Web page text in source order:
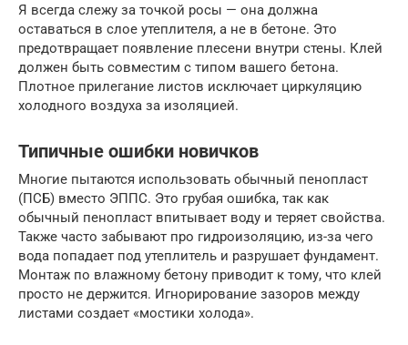
Я всегда слежу за точкой росы — она должна
оставаться в слое утеплителя, а не в бетоне. Это
предотвращает появление плесени внутри стены. Клей
должен быть совместим с типом вашего бетона.
Плотное прилегание листов исключает циркуляцию
холодного воздуха за изоляцией.
Типичные ошибки новичков
Многие пытаются использовать обычный пенопласт
(ПСБ) вместо ЭППС. Это грубая ошибка, так как
обычный пенопласт впитывает воду и теряет свойства.
Также часто забывают про гидроизоляцию, из-за чего
вода попадает под утеплитель и разрушает фундамент.
Монтаж по влажному бетону приводит к тому, что клей
просто не держится. Игнорирование зазоров между
листами создает «мостики холода».